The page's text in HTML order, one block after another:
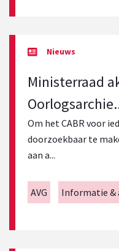
Ministerraad
Om het CABR voor
doorzoekbaar te
aan a...
AVG Informatie &